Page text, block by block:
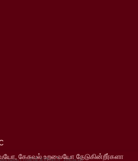
கேசுவல் உறவையோ தேடுகின்றீர்களா